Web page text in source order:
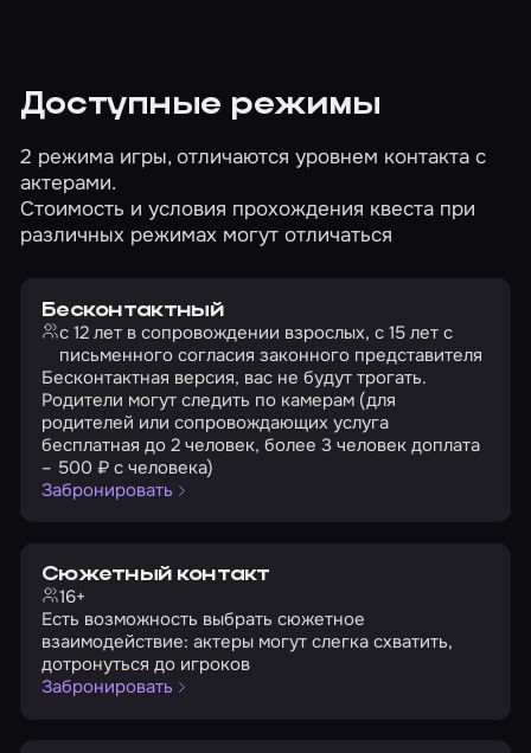
Доступные режимы
2 режима игры, отличаются уровнем контакта с
актерами.
Стоимость и условия прохождения квеста при
различных режимах могут отличаться
Бесконтактный
с 12 лет в сопровождении взрослых, с 15 лет с
письменного согласия законного представителя
Бесконтактная версия, вас не будут трогать.
Родители могут следить по камерам (для
родителей или сопровождающих услуга
бесплатная до 2 человек, более 3 человек доплата
– 500 ₽ с человека)
Забронировать
Сюжетный контакт
16+
Есть возможность выбрать сюжетное
взаимодействие: актеры могут слегка схватить,
дотронуться до игроков
Забронировать